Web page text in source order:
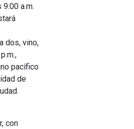
a.m.
dos, vino,
pacífico
de
con